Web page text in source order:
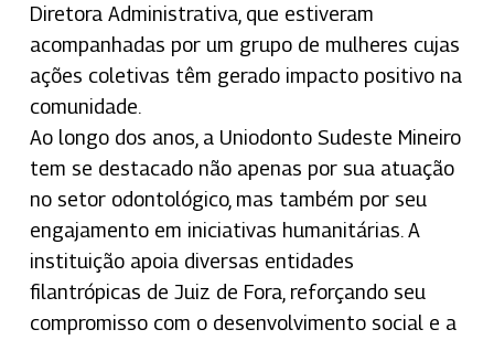
Diretora Administrativa, que estiveram
acompanhadas por um grupo de mulheres cujas
ações coletivas têm gerado impacto positivo na
comunidade.
Ao longo dos anos, a Uniodonto Sudeste Mineiro
tem se destacado não apenas por sua atuação
no setor odontológico, mas também por seu
engajamento em iniciativas humanitárias. A
instituição apoia diversas entidades
filantrópicas de Juiz de Fora, reforçando seu
compromisso com o desenvolvimento social e a